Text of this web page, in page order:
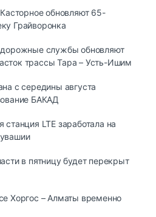
обновляют 65-
Грайворонка
службы обновляют
трассы Тара – Усть-Ишим
с середины августа
БАКАД
станция LTE заработала на
в пятницу будет перекрыт
Хоргос – Алматы временно